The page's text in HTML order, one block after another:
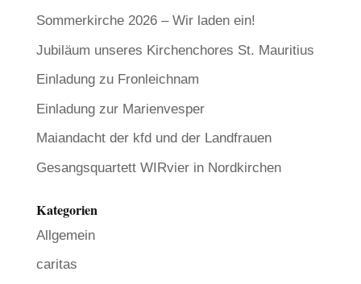
Sommerkirche 2026 – Wir laden ein!
Jubiläum unseres Kirchenchores St. Mauritius
Einladung zu Fronleichnam
Einladung zur Marienvesper
Maiandacht der kfd und der Landfrauen
Gesangsquartett WIRvier in Nordkirchen
Kategorien
Allgemein
caritas